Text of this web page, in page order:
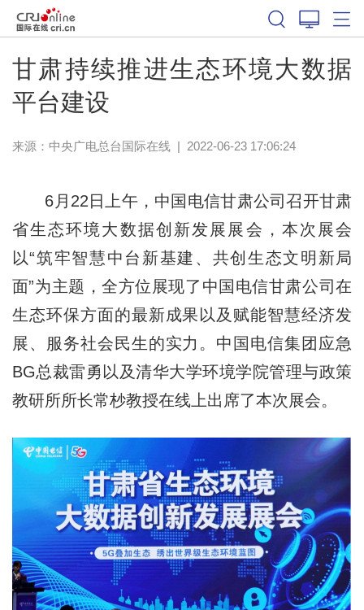
甘肃持续推进生态环境大数据
平台建设
来源：中央广电总台国际在线| 2022-06-23 17:06:24
6月22日上午，中国电信甘肃公司召开甘肃
省生态环境大数据创新发展展会，本次展会
以“筑牢智慧中台新基建、共创生态文明新局
面”为主题，全方位展现了中国电信甘肃公司在
生态环保方面的最新成果以及赋能智慧经济发
展、服务社会民生的实力。中国电信集团应急
BG总裁雷勇以及清华大学环境学院管理与政策
教研所所长常杪教授在线上出席了本次展会。